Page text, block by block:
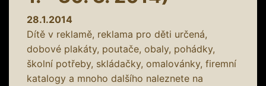
28.1.2014
Dítě v reklamě, reklama pro děti určená,
dobové plakáty, poutače, obaly, pohádky,
školní potřeby, skládačky, omalovánky, firemní
katalogy a mnoho dalšího naleznete na